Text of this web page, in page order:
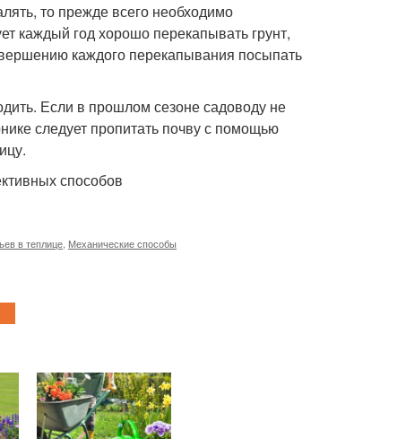
то прежде всего необходимо
каждый год хорошо перекапывать грунт,
каждого перекапывания посыпать
Если в прошлом сезоне садоводу не
следует пропитать почву с помощью
в теплице Механические способы